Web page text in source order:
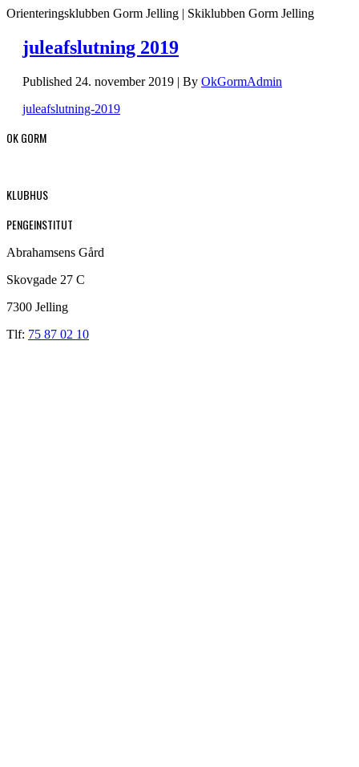
Orienteringsklubben Gorm Jelling | Skiklubben Gorm Jelling
juleafslutning 2019
Published 24. november 2019 | By OkGormAdmin
juleafslutning-2019
OK GORM
KLUBHUS
PENGEINSTITUT
Abrahamsens Gård
Skovgade 27 C
7300 Jelling
Tlf: 75 87 02 10